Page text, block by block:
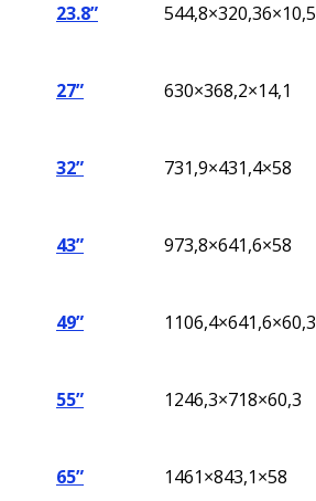
23.8” 544,8×320,36×10,5
27” 630×368,2×14,1
32” 731,9×431,4×58
43” 973,8×641,6×58
49” 1106,4×641,6×60,3
55” 1246,3×718×60,3
65” 1461×843,1×58